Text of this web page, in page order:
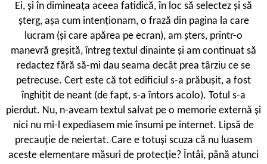
Ei, și în dimineața aceea fatidică, în loc să selectez și să
șterg, așa cum intenționam, o frază din pagina la care
lucram (și care apărea pe ecran), am șters, printr-o
manevră greșită, întreg textul dinainte și am continuat să
redactez fără să-mi dau seama decât prea târziu ce se
petrecuse. Cert este că tot edificiul s-a prăbușit, a fost
înghițit de neant (de fapt, s-a întors acolo). Totul s-a
pierdut. Nu, n-aveam textul salvat pe o memorie externă și
nici nu mi-l expediasem mie însumi pe internet. Lipsă de
precauție de neiertat. Care e totuși scuza că nu luasem
aceste elementare măsuri de protecție? Întâi, până atunci